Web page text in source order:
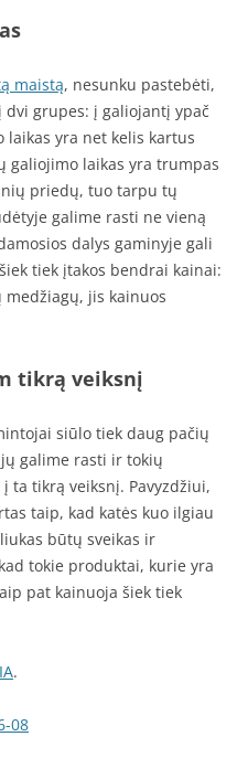
maistą, nesunku pastebėti,
grupes: į galiojantį ypač
yra net kelis kartus
galiojimo laikas yra trumpas
priedų, tuo tarpu tų
galime rasti ne vieną
dalys gaminyje gali
tiek įtakos bendrai kainai:
jis kainuos
tikrą veiksnį
siūlo tiek daug pačių
galime rasti ir tokių
ta tikrą veiksnį. Pavyzdžiui,
taip, kad katės kuo ilgiau
būtų sveikas ir
tokie produktai, kurie yra
pat kainuoja šiek tiek
.
08